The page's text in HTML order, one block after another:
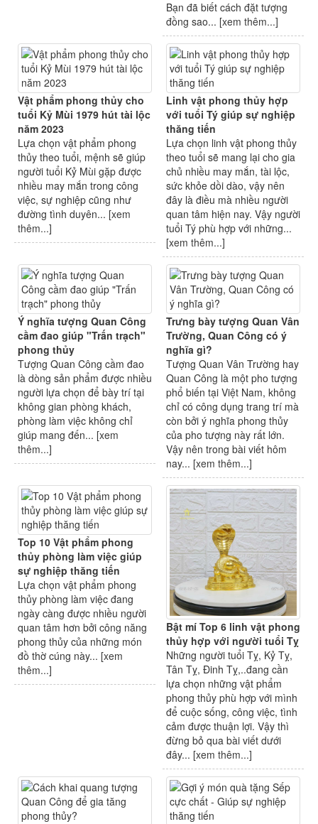
Bạn đã biết cách đặt tượng
đồng sao... [xem thêm...]
Vật phẩm phong thủy cho
tuổi Kỷ Mùi 1979 hút tài lộc
năm 2023
Lựa chọn vật phẩm phong
thủy theo tuổi, mệnh sẽ giúp
người tuổi Kỷ Mùi gặp được
nhiều may mắn trong công
việc, sự nghiệp cũng như
đường tình duyên... [xem
thêm...]
Linh vật phong thủy hợp
với tuổi Tý giúp sự nghiệp
thăng tiến
Lựa chọn linh vật phong thủy
theo tuổi sẽ mang lại cho gia
chủ nhiều may mắn, tài lộc,
sức khỏe dồi dào, vậy nên
đây là điều mà nhiều người
quan tâm hiện nay. Vậy người
tuổi Tý phù hợp với những...
[xem thêm...]
Ý nghĩa tượng Quan Công
cầm đao giúp "Trấn trạch"
phong thủy
Tượng Quan Công cầm đao
là dòng sản phẩm được nhiều
người lựa chọn để bày trí tại
không gian phòng khách,
phòng làm việc không chỉ
giúp mang đến... [xem
thêm...]
Trưng bày tượng Quan Vân
Trường, Quan Công có ý
nghĩa gì?
Tượng Quan Vân Trường hay
Quan Công là một pho tượng
phổ biến tại Việt Nam, không
chỉ có công dụng trang trí mà
còn bởi ý nghĩa phong thủy
của pho tượng này rất lớn.
Vậy nên trong bài viết hôm
nay... [xem thêm...]
Top 10 Vật phẩm phong
thủy phòng làm việc giúp
sự nghiệp thăng tiến
Lựa chọn vật phẩm phong
thủy phòng làm việc đang
ngày càng được nhiều người
quan tâm hơn bởi công năng
phong thủy của những món
đồ thờ cúng này... [xem
thêm...]
Bật mí Top 6 linh vật phong
thủy hợp với người tuổi Tỵ
Những người tuổi Tỵ, Kỷ Tỵ,
Tân Tỵ, Đinh Tỵ,..đang cần
lựa chọn những vật phẩm
phong thủy phù hợp với mình
để cuộc sống, công việc, tình
cảm được thuận lợi. Vậy thì
đừng bỏ qua bài viết dưới
đây... [xem thêm...]